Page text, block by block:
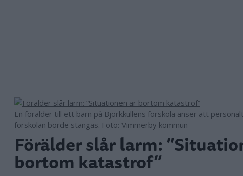
En förälder till ett barn på Björkkullens förskola anser att
förskolan borde stängas. Foto: Vimmerby kommun
Förälder slår larm:
bortom katastrof”